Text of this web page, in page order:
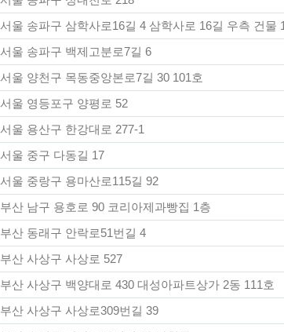
서울 송파구 삼학사로16길 4 삼학사로 16길 우측 건물
서울 송파구 백제고분로7길 6
서울 양천구 목동중앙본로7길 30 101호
서울 영등포구 양평로 52
서울 용산구 한강대로 277-1
서울 중구 다동길 17
서울 중랑구 용마산로115길 92
부산 남구 용호로 90 코리아제과빵집 1층
부산 동래구 안락로51번길 4
부산 사상구 사상로 527
부산 사상구 백양대로 430 대성아파트상가 2동 111호
부산 사상구 사상로309번길 39